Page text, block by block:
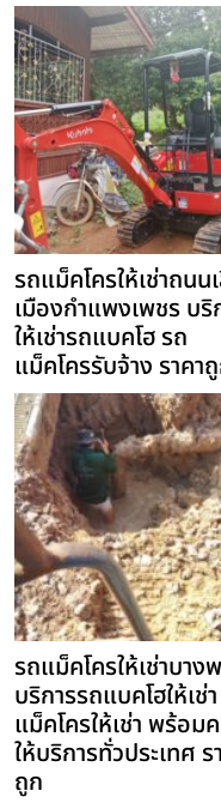
รถแม็คโครให้เช่าถนน
เมืองกำแพงเพชร บริ
ให้เช่ารถแบคโฮ รถ
แม็คโครรับจ้าง ราคา
รถแม็คโครให้เช่าบาง
บริการรถแบคโฮให้เช่
แม็คโครให้เช่า พร้อม
ให้บริการทั่วประเทศ ร
ถูก